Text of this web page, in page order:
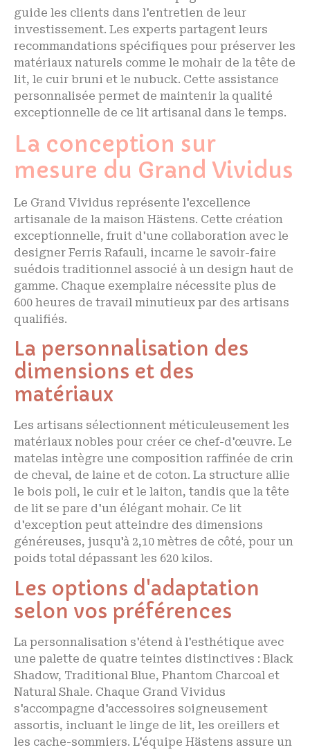
guide les clients dans l'entretien de leur
investissement. Les experts partagent leurs
recommandations spécifiques pour préserver les
matériaux naturels comme le mohair de la tête de
lit, le cuir bruni et le nubuck. Cette assistance
personnalisée permet de maintenir la qualité
exceptionnelle de ce lit artisanal dans le temps.
La conception sur
mesure du Grand Vividus
Le Grand Vividus représente l'excellence
artisanale de la maison Hästens. Cette création
exceptionnelle, fruit d'une collaboration avec le
designer Ferris Rafauli, incarne le savoir-faire
suédois traditionnel associé à un design haut de
gamme. Chaque exemplaire nécessite plus de
600 heures de travail minutieux par des artisans
qualifiés.
La personnalisation des
dimensions et des
matériaux
Les artisans sélectionnent méticuleusement les
matériaux nobles pour créer ce chef-d'œuvre. Le
matelas intègre une composition raffinée de crin
de cheval, de laine et de coton. La structure allie
le bois poli, le cuir et le laiton, tandis que la tête
de lit se pare d'un élégant mohair. Ce lit
d'exception peut atteindre des dimensions
généreuses, jusqu'à 2,10 mètres de côté, pour un
poids total dépassant les 620 kilos.
Les options d'adaptation
selon vos préférences
La personnalisation s'étend à l'esthétique avec
une palette de quatre teintes distinctives : Black
Shadow, Traditional Blue, Phantom Charcoal et
Natural Shale. Chaque Grand Vividus
s'accompagne d'accessoires soigneusement
assortis, incluant le linge de lit, les oreillers et
les cache-sommiers. L'équipe Hästens assure un